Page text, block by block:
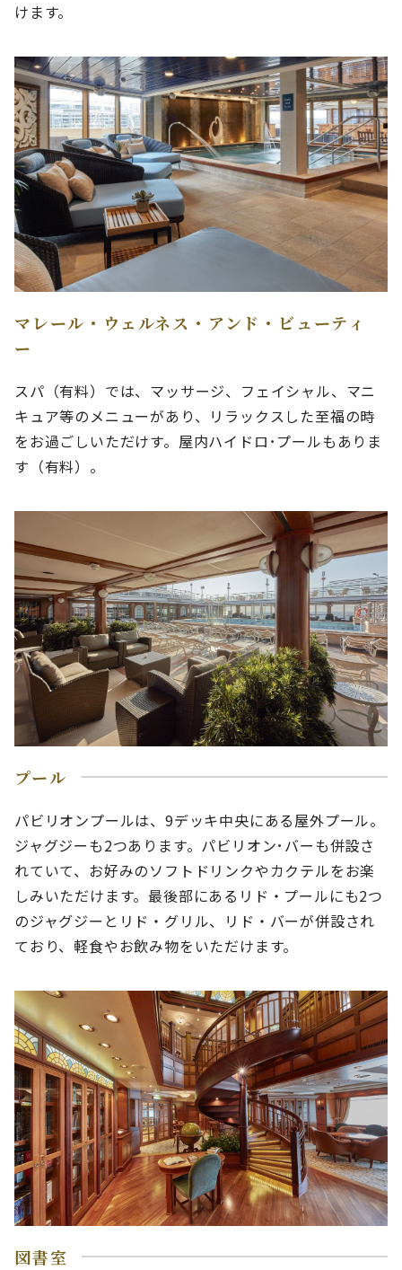
けます。
マレール・ウェルネス・アンド・ビューティ
ー
スパ（有料）では、マッサージ、フェイシャル、マニ
キュア等のメニューがあり、リラックスした至福の時
をお過ごしいただけす。屋内ハイドロ･プールもありま
す（有料）。
プール
パビリオンプールは、9デッキ中央にある屋外プール。
ジャグジーも2つあります。パビリオン･バーも併設さ
れていて、お好みのソフトドリンクやカクテルをお楽
しみいただけます。最後部にあるリド・プールにも2つ
のジャグジーとリド・グリル、リド・バーが併設され
ており、軽食やお飲み物をいただけます。
図書室